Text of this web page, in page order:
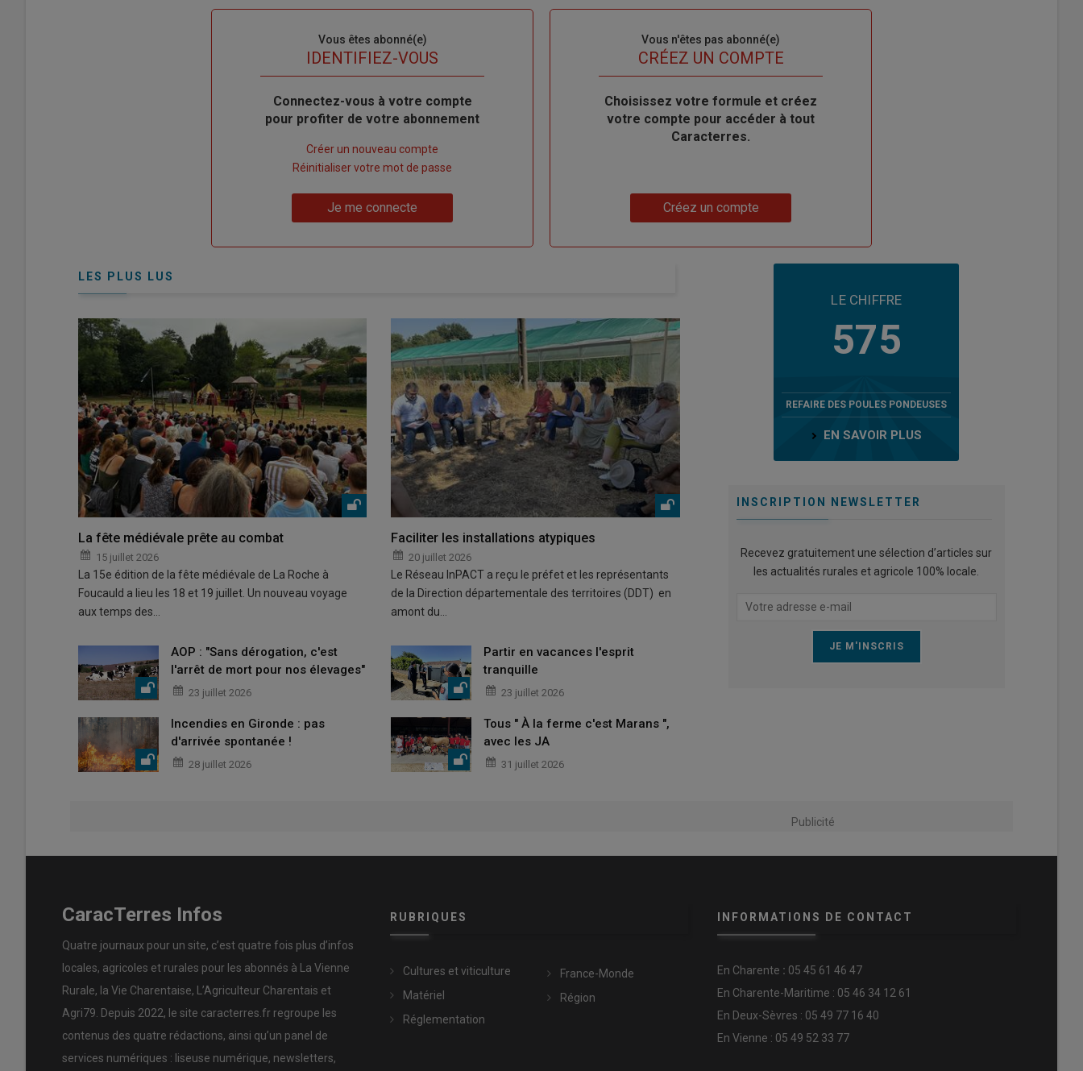
Vous êtes abonné(e)
IDENTIFIEZ-VOUS
Body
Connectez-vous à votre compte
pour profiter de votre abonnement
compte"
Créer un nouveau compte
Réinitialiser votre mot de passe
Je me connecte
Vous n'êtes pas abonné(e)
TITRECRÉEZ UN COMPTE
Body
Choisissez votre formule et créez
votre compte pour accéder à tout
Caracterres.
Créez un compte
LES PLUS LUS
La fête médiévale prête au combat
15 juillet 2026
La 15e édition de la fête médiévale de La Roche à
Foucauld a lieu les 18 et 19 juillet. Un nouveau voyage
aux temps des…
Faciliter les installations atypiques
20 juillet 2026
Le Réseau InPACT a reçu le préfet et les représentants
de la Direction départementale des territoires (DDT) en
amont du…
AOP : "Sans dérogation, c'est
l'arrêt de mort pour nos élevages"
23 juillet 2026
Partir en vacances l'esprit
tranquille
23 juillet 2026
Incendies en Gironde : pas
d'arrivée spontanée !
28 juillet 2026
Tous " À la ferme c'est Marans ",
avec les JA
31 juillet 2026
LE CHIFFRE
575
REFAIRE DES POULES PONDEUSES
EN SAVOIR PLUS
INSCRIPTION NEWSLETTER
Recevez gratuitement une sélection d’articles sur
les actualités rurales et agricole 100% locale.
Publicité
CaracTerres Infos
Quatre journaux pour un site, c’est quatre fois plus d’infos
locales, agricoles et rurales pour les abonnés à La Vienne
Rurale, la Vie Charentaise, L’Agriculteur Charentais et
Agri79. Depuis 2022, le site caracterres.fr regroupe les
contenus des quatre rédactions, ainsi qu’un panel de
services numériques : liseuse numérique, newsletters,
RUBRIQUES
Cultures et viticulture
Matériel
Réglementation
France-Monde
Région
INFORMATIONS DE CONTACT
En Charente : 05 45 61 46 47
En Charente-Maritime : 05 46 34 12 61
En Deux-Sèvres : 05 49 77 16 40
En Vienne : 05 49 52 33 77